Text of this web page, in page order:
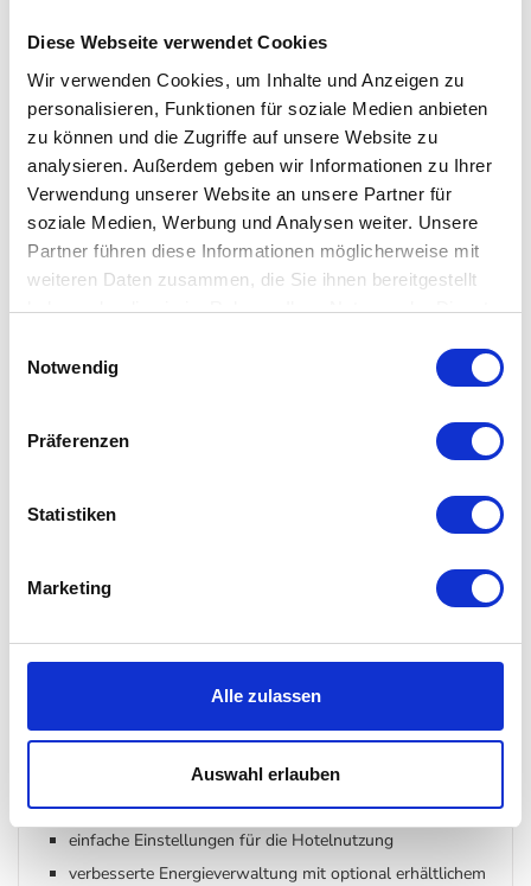
Diese Webseite verwendet Cookies
Wir verwenden Cookies, um Inhalte und Anzeigen zu
personalisieren, Funktionen für soziale Medien anbieten
zu können und die Zugriffe auf unsere Website zu
analysieren. Außerdem geben wir Informationen zu Ihrer
Verwendung unserer Website an unsere Partner für
soziale Medien, Werbung und Analysen weiter. Unsere
Partner führen diese Informationen möglicherweise mit
weiteren Daten zusammen, die Sie ihnen bereitgestellt
haben oder die sie im Rahmen Ihrer Nutzung der Dienste
Datenschutzerklärung
Notwendig
Präferenzen
Statistiken
Marketing
Alle zulassen
Auswahl erlauben
Ladeanschluss ist das R1 MK4 von Ruark Audio ebenfalls
Wiedergabegeräte angeschlossen werden. Die Produkte von
Ruark Audio sind für Ihre intuitive Handhabung bekannt! Der
RotoDial Controller auf der Oberseite darf somit natürlich nicht
fehlen. Alternativ können Sie das R1 MK4 aber auch über die
Fernbedienung steuern.
modernste Technologie
Details
ausgezeichneter Sound in der Klasse mit adaptiv EQ
USB-Wiedergabe / Ladeanschluss
Anpassung der Helligkeit
Linearverstärker mit Ruark NS+ Lautsprechereinheit
handgefertigter Frontgrill aus Holz
einstellbare Höhen- und Bässe
einfache Einstellungen für die Hotelnutzung
verbesserte Energieverwaltung mit optional erhältlichem